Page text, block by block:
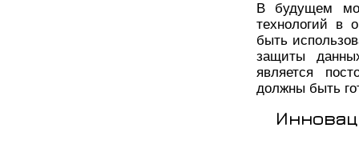
В будущем
технологий в
быть
защиты
является
должны быть